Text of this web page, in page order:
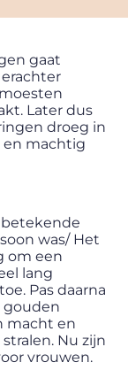
gaat
Later dus
droeg in
machtig
was/ Het
om een
lang
Pas daarna
gouden
macht en
Nu zijn
vrouwen.